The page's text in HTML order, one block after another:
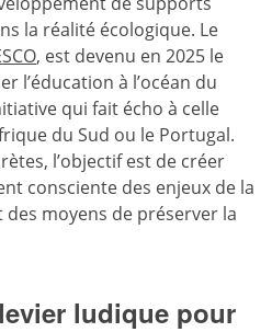
la réalité écologique. Le
, est devenu en 2025 le
l’éducation à l’océan du
qui fait écho à celle
du Sud ou le Portugal.
l’objectif est de créer
consciente des enjeux de la
moyens de préserver la
ludique pour